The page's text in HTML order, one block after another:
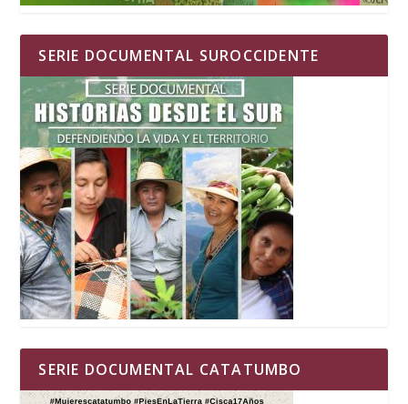
SERIE DOCUMENTAL SUROCCIDENTE
SERIE DOCUMENTAL CATATUMBO